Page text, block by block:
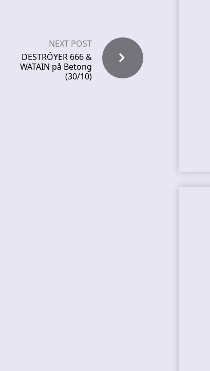
NEXT POST
DESTRÖYER 666 &
WATAIN på Betong
(30/10)